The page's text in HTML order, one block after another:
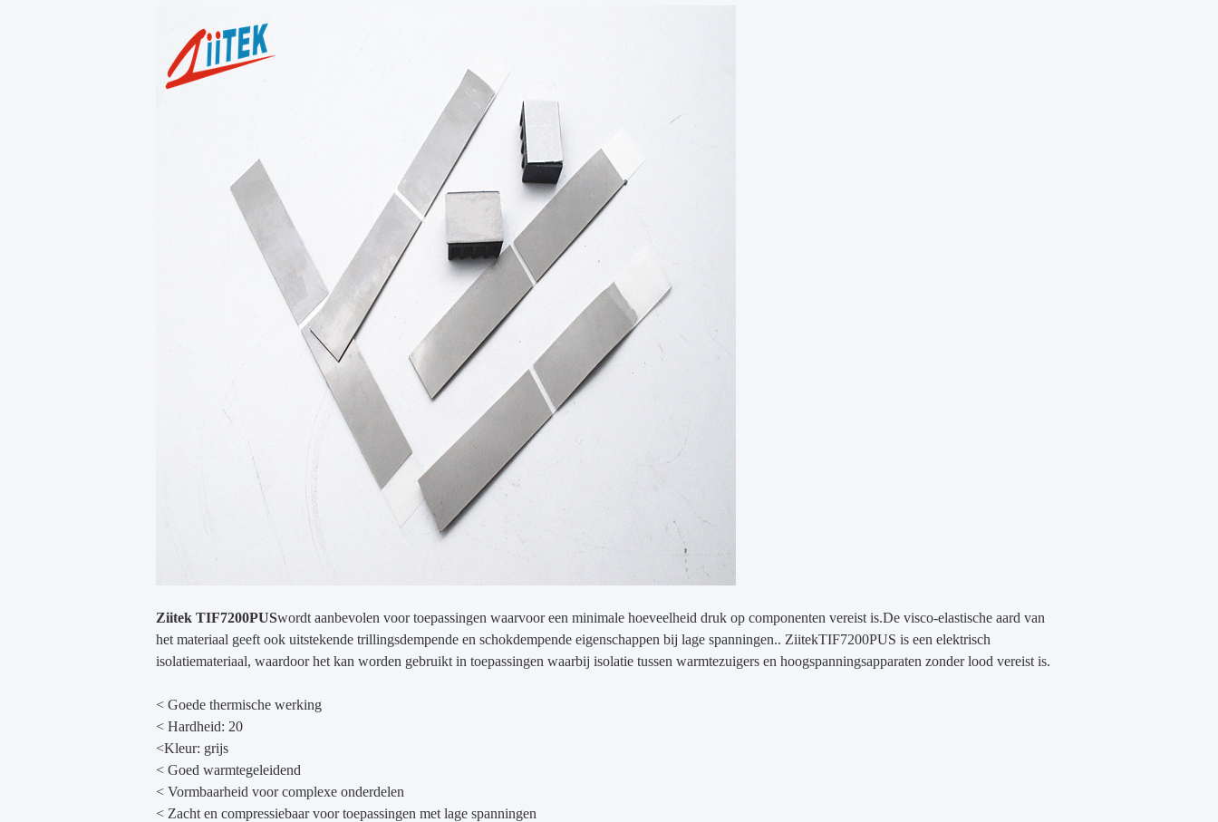
Ziitek TIF7200PUSwordt aanbevolen voor toepassingen waarvoor een minimale hoeveelheid druk op componenten vereist is.De visco-elastische aard van
het materiaal geeft ook uitstekende trillingsdempende en schokdempende eigenschappen bij lage spanningen.. ZiitekTIF7200PUS is een elektrisch
isolatiemateriaal, waardoor het kan worden gebruikt in toepassingen waarbij isolatie tussen warmtezuigers en hoogspanningsapparaten zonder lood vereist is.
< Goede thermische werking
< Hardheid: 20
<Kleur: grijs
< Goed warmtegeleidend
< Vormbaarheid voor complexe onderdelen
< Zacht en compressiebaar voor toepassingen met lage spanningen